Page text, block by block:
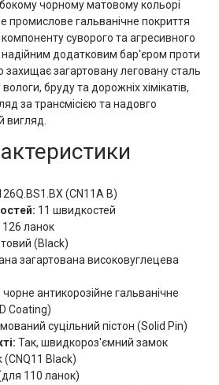
чорному матовому кольорі
промислове гальванічне покриття
суворого та агресивного
додатковим бар'єром проти
захищає загартовану леговану сталь
бруду та дорожніх хімікатів,
за трансмісією та надовго
вигляд.
(CN11A B)
11 швидкостей
126 ланок
(Black)
загартована високовуглецева
чорне антикорозійне гальванічне
Coating)
суцільний пістон (Solid Pin)
Так, швидкороз'ємний замок
(CNQ11 Black)
110 ланок)